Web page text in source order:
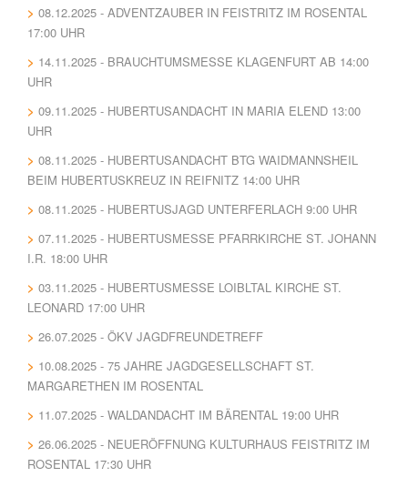
08.12.2025 - ADVENTZAUBER IN FEISTRITZ IM ROSENTAL
17:00 UHR
14.11.2025 - BRAUCHTUMSMESSE KLAGENFURT AB 14:00
UHR
09.11.2025 - HUBERTUSANDACHT IN MARIA ELEND 13:00
UHR
08.11.2025 - HUBERTUSANDACHT BTG WAIDMANNSHEIL
BEIM HUBERTUSKREUZ IN REIFNITZ 14:00 UHR
08.11.2025 - HUBERTUSJAGD UNTERFERLACH 9:00 UHR
07.11.2025 - HUBERTUSMESSE PFARRKIRCHE ST. JOHANN
I.R. 18:00 UHR
03.11.2025 - HUBERTUSMESSE LOIBLTAL KIRCHE ST.
LEONARD 17:00 UHR
26.07.2025 - ÖKV JAGDFREUNDETREFF
10.08.2025 - 75 JAHRE JAGDGESELLSCHAFT ST.
MARGARETHEN IM ROSENTAL
11.07.2025 - WALDANDACHT IM BÄRENTAL 19:00 UHR
26.06.2025 - NEUERÖFFNUNG KULTURHAUS FEISTRITZ IM
ROSENTAL 17:30 UHR